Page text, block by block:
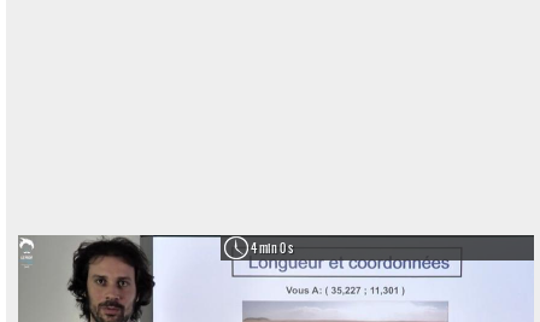
4 min 0 s